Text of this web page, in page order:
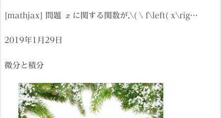
[mathjax] 問題 に関する関数が,\( \ f\left( x\rig…
2019年1月29日
微分と積分